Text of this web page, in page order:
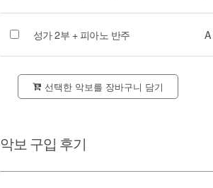
성가 2부 + 피아노 반주
선택한 악보를 장바구니 담기
악보 구입 후기